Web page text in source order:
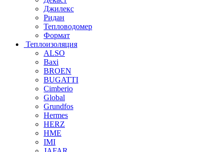
Джилекс
Ридан
Тепловодомер
Формат
Теплоизоляция
ALSO
Baxi
BROEN
BUGATTI
Cimberio
Global
Grundfos
Hermes
HERZ
HME
IMI